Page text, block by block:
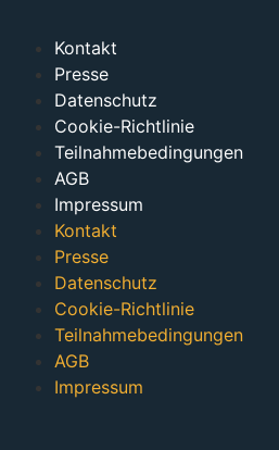
Kontakt
Presse
Datenschutz
Cookie-Richtlinie
Teilnahmebedingungen
AGB
Impressum
Kontakt
Presse
Datenschutz
Cookie-Richtlinie
Teilnahmebedingungen
AGB
Impressum